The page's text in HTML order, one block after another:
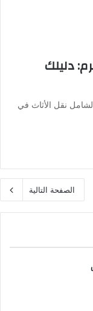
دليلك
نقل الأثاث في
الصفحة التالية